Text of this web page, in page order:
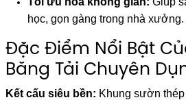
học, gọn gàng trong nhà xưởng.
Đặc Điểm Nổi Bật
Băng Tải Chuyên
Kết cấu siêu bền: Khung sườn